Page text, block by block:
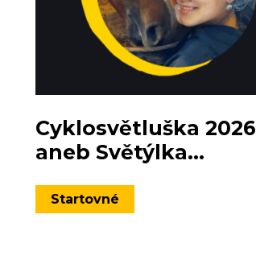
Cyklosvětluška 2026
aneb Světýlka...
Startovné